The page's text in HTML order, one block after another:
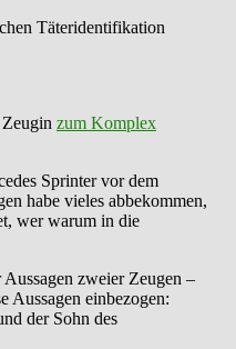
Täteridentifikation
zum Komplex
Sprinter vor dem
habe vieles abbekommen,
wer warum in die
zweier Zeugen –
Aussagen einbezogen:
der Sohn des